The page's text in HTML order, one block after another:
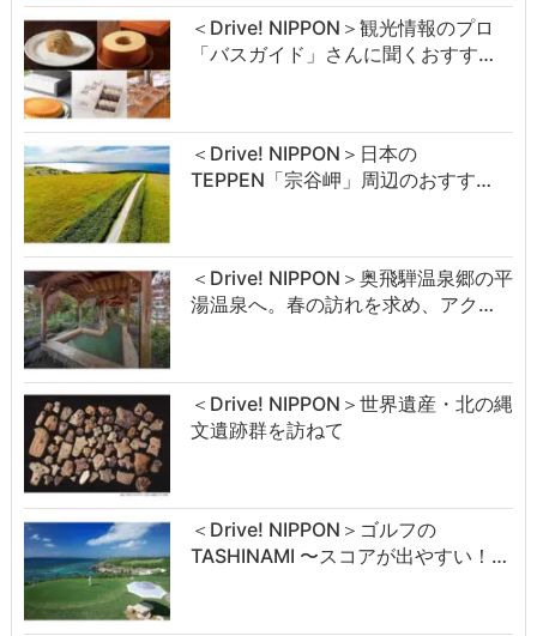
＜Drive! NIPPON＞観光情報のプロ
「バスガイド」さんに聞くおすす…
＜Drive! NIPPON＞日本の
TEPPEN「宗谷岬」周辺のおすす…
＜Drive! NIPPON＞奥飛騨温泉郷の平
湯温泉へ。春の訪れを求め、アク…
＜Drive! NIPPON＞世界遺産・北の縄
文遺跡群を訪ねて
＜Drive! NIPPON＞ゴルフの
TASHINAMI 〜スコアが出やすい！…